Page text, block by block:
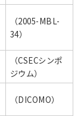
（2005-MBL-
34）
（CSECシンポ
ジウム）
（DICOMO）